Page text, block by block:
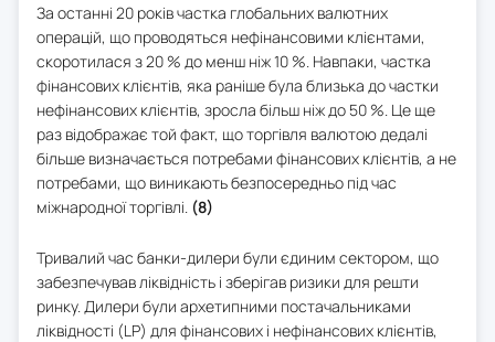
За останні 20 років частка глобальних валютних
операцій, що проводяться нефінансовими клієнтами,
скоротилася з 20 % до менш ніж 10 %. Навпаки, частка
фінансових клієнтів, яка раніше була близька до частки
нефінансових клієнтів, зросла більш ніж до 50 %. Це ще
раз відображає той факт, що торгівля валютою дедалі
більше визначається потребами фінансових клієнтів, а не
потребами, що виникають безпосередньо під час
міжнародної торгівлі. (8)
Тривалий час банки-дилери були єдиним сектором, що
забезпечував ліквідність і зберігав ризики для решти
ринку. Дилери були архетипними постачальниками
ліквідності (LP) для фінансових і нефінансових клієнтів,